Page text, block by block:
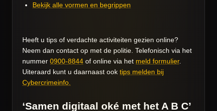
Bekijk alle vormen en begrippen
Heeft u tips of verdachte activiteiten gezien online?
Neem dan contact op met de politie. Telefonisch via het
nummer 0900-8844 of online via het meld formulier.
Uiteraard kunt u daarnaast ook tips melden bij
Cybercrimeinfo.
‘Samen digitaal oké met het A B C’